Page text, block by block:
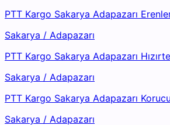
PTT Kargo Sakarya Adapazarı
Sakarya / Adapazarı
PTT Kargo Sakarya Adapazarı
Sakarya / Adapazarı
PTT Kargo Sakarya Adapazarı
Sakarya / Adapazarı